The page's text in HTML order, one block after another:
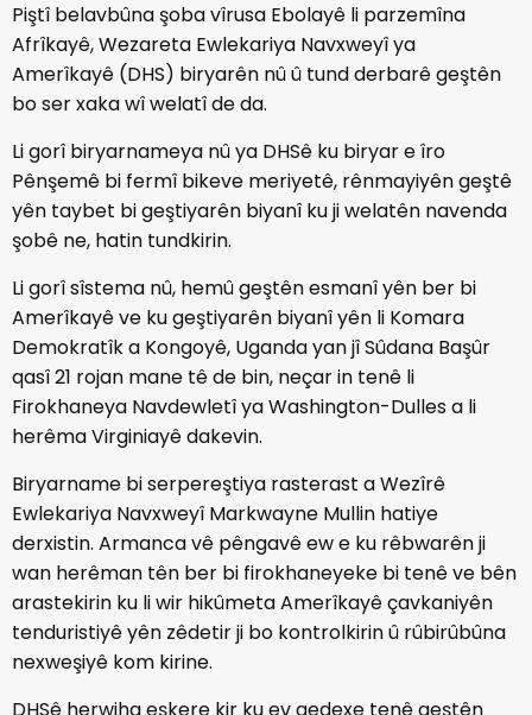
Piştî belavbûna şoba vîrusa Ebolayê li parzemîna
Afrîkayê, Wezareta Ewlekariya Navxweyî ya
Amerîkayê (DHS) biryarên nû û tund derbarê geştên
bo ser xaka wî welatî de da.
Li gorî biryarnameya nû ya DHSê ku biryar e îro
Pênşemê bi fermî bikeve meriyetê, rênmayiyên geştê
yên taybet bi geştiyarên biyanî ku ji welatên navenda
şobê ne, hatin tundkirin.
Li gorî sîstema nû, hemû geştên esmanî yên ber bi
Amerîkayê ve ku geştiyarên biyanî yên li Komara
Demokratîk a Kongoyê, Uganda yan jî Sûdana Başûr
qasî 21 rojan mane tê de bin, neçar in tenê li
Firokhaneya Navdewletî ya Washington-Dulles a li
herêma Virginiayê dakevin.
Biryarname bi serpereştiya rasterast a Wezîrê
Ewlekariya Navxweyî Markwayne Mullin hatiye
derxistin. Armanca vê pêngavê ew e ku rêbwarên ji
wan herêman tên ber bi firokhaneyeke bi tenê ve bên
arastekirin ku li wir hikûmeta Amerîkayê çavkaniyên
tenduristiyê yên zêdetir ji bo kontrolkirin û rûbirûbûna
nexweşiyê kom kirine.